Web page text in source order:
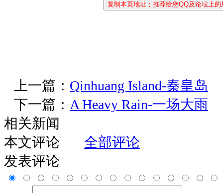
上一篇： Qinhuang Island-秦皇岛
下一篇： A Heavy Rain-一场大雨
相关新闻
本文评论
全部评论
发表评论